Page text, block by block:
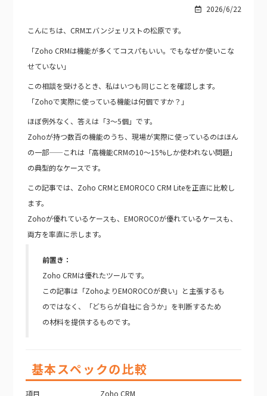
2026/6/22
こんにちは、CRMエバンジェリストの松原です。
「Zoho CRMは機能が多くてコスパもいい。でもなぜか使いこな
せていない」
この相談を受けるとき、私はいつも同じことを確認します。
「Zohoで実際に使っている機能は何個ですか？」
ほぼ例外なく、答えは「3〜5個」です。
Zohoが持つ数百の機能のうち、現場が実際に使っているのはほん
の一部——これは「高機能CRMの10〜15%しか使われない問題」
の典型的なケースです。
この記事では、Zoho CRMとEMOROCO CRM Liteを正直に比較し
ます。
Zohoが優れているケースも、EMOROCOが優れているケースも、
両方を率直に示します。
前置き：
Zoho CRMは優れたツールです。
この記事は「ZohoよりEMOROCOが良い」と主張するも
のではなく、「どちらが自社に合うか」を判断するため
の材料を提供するものです。
基本スペックの比較
項目 Zoho CRM